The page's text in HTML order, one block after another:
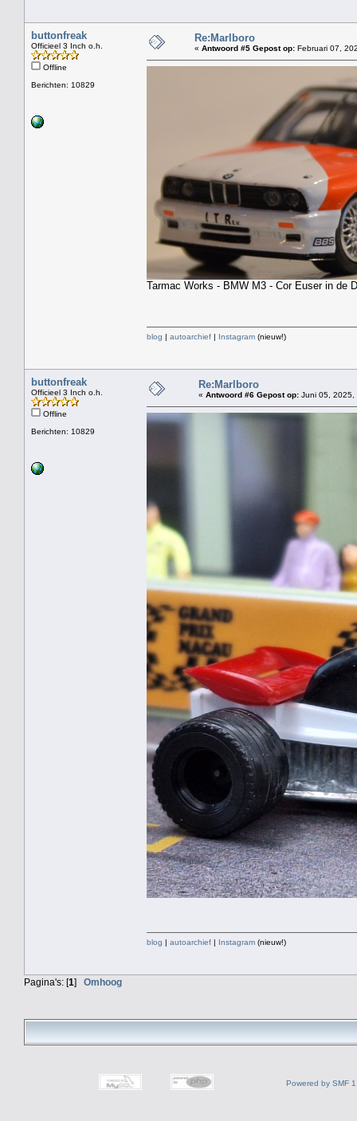
buttonfreak
Officieel 3 Inch o.h.
Offline
Berichten: 10829
Re:Marlboro
« Antwoord #5 Gepost op: Februari 07,
Tarmac Works - BMW M3 - Cor Euser in de
blog | autoarchief | Instagram (nieuw!)
buttonfreak
Officieel 3 Inch o.h.
Offline
Berichten: 10829
Re:Marlboro
« Antwoord #6 Gepost op: Juni 05, 2025,
blog | autoarchief | Instagram (nieuw!)
Pagina's: [1] Omhoog
Powered by SMF